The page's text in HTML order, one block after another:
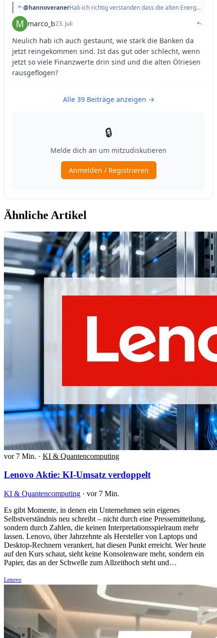
Ähnliche Artikel
vor 7 Min. · KI & Quantencomputing
Lenovo Aktie: KI-Umsatz verdoppelt
KI & Quantencomputing · vor 7 Min.
Es gibt Momente, in denen ein Unternehmen sein eigenes
Selbstverständnis neu schreibt – nicht durch eine Pressemitteilung,
sondern durch Zahlen, die keinen Interpretationsspielraum mehr
lassen. Lenovo, über Jahrzehnte als Hersteller von Laptops und
Desktop-Rechnern verankert, hat diesen Punkt erreicht. Wer heute
auf den Kurs schaut, sieht keine Konsolenware mehr, sondern ein
Papier, das an der Schwelle zum Allzeithoch steht und…
Lenovo